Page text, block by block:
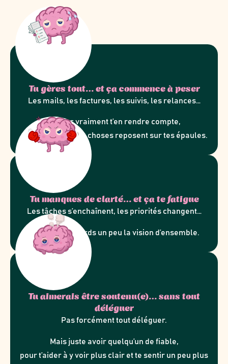
Tu gères tout… et ça commence à peser
Les mails, les factures, les suivis, les relances…
Et sans vraiment t’en rendre compte,
de plus en plus de choses reposent sur tes épaules.
Tu manques de clarté… et ça te fatigue
Les tâches s’enchaînent, les priorités changent…
et à force, tu perds un peu la vision d’ensemble.
Tu aimerais être soutenu(e)… sans tout
déléguer
Pas forcément tout déléguer.
Mais juste avoir quelqu’un de fiable,
pour t’aider à y voir plus clair et te sentir un peu plus